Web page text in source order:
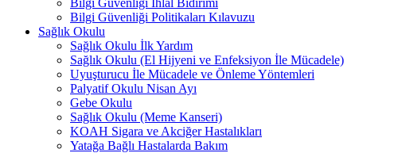
Bilgi Güvenliği Politikaları Kılavuzu
Sağlık Okulu
Sağlık Okulu İlk Yardım
Sağlık Okulu (El Hijyeni ve Enfeksiyon İle Mücadele)
Uyuşturucu İle Mücadele ve Önleme Yöntemleri
Palyatif Okulu Nisan Ayı
Gebe Okulu
Sağlık Okulu (Meme Kanseri)
KOAH Sigara ve Akciğer Hastalıkları
Yatağa Bağlı Hastalarda Bakım